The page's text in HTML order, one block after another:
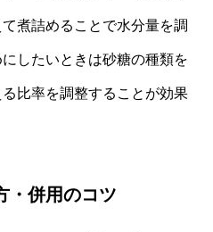
煮詰めることで水分量を調
したいときは砂糖の種類を
比率を調整することが効果
・併用のコツ